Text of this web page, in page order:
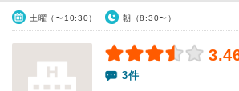
土曜（〜10:30） 朝（8:30〜）
3件